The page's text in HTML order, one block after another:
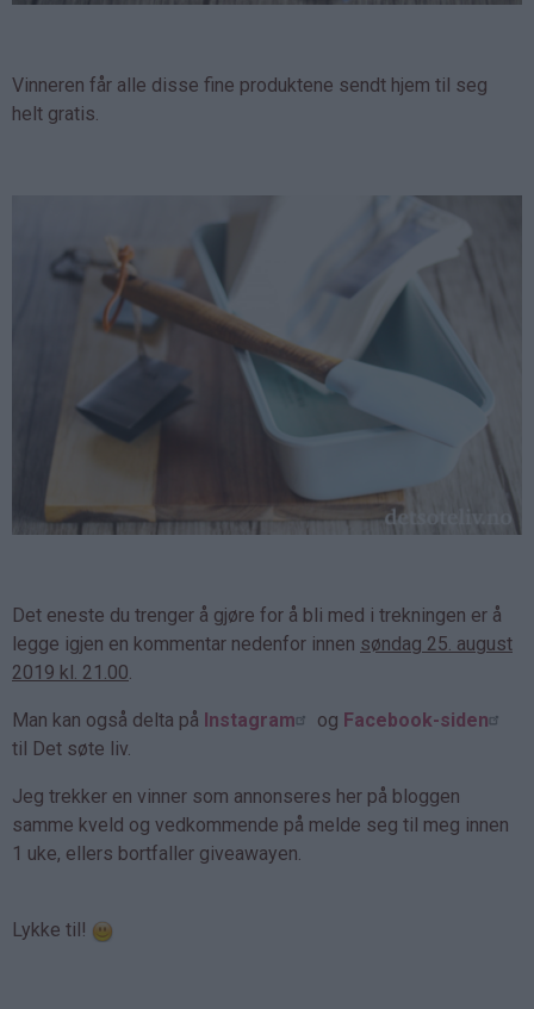
Vinneren får alle disse fine produktene sendt hjem til seg
helt gratis.
Det eneste du trenger å gjøre for å bli med i trekningen er å
legge igjen en kommentar nedenfor innen søndag 25. august
2019 kl. 21.00.
Man kan også delta på Instagram og Facebook-siden
til Det søte liv.
Jeg trekker en vinner som annonseres her på bloggen
samme kveld og vedkommende på melde seg til meg innen
1 uke, ellers bortfaller giveawayen.
Lykke til!